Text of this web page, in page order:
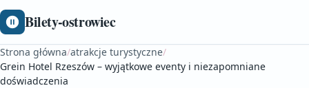
Bilety-ostrowiec
Strona główna/atrakcje turystyczne/
Grein Hotel Rzeszów – wyjątkowe eventy i niezapomniane
doświadczenia